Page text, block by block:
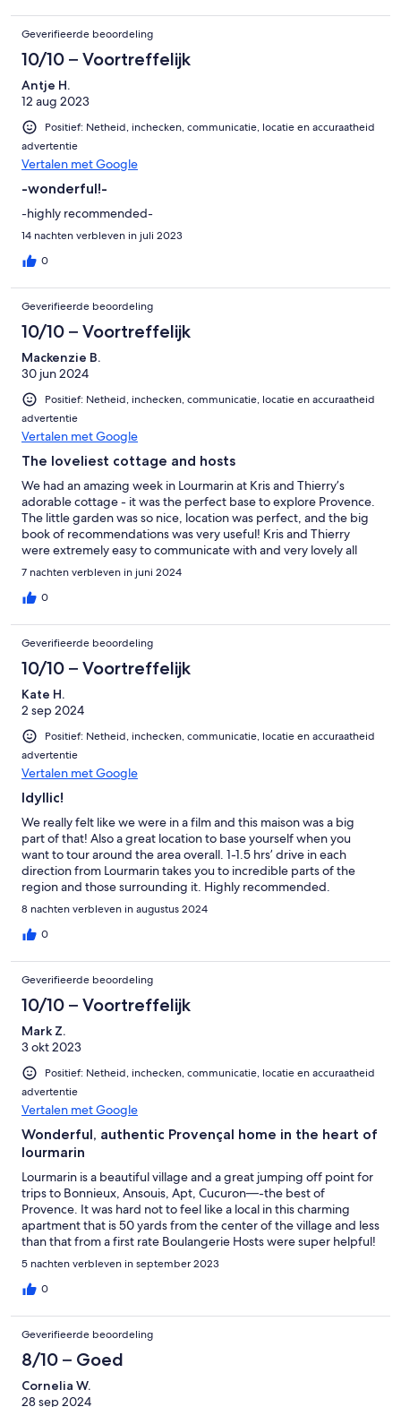
Geverifieerde beoordeling
10/10 – Voortreffelijk
Antje H.
12 aug 2023
Positief: Netheid, inchecken, communicatie, locatie en accuraatheid
advertentie
Vertalen met Google
-wonderful!-
-highly recommended-
14 nachten verbleven in juli 2023
0
Geverifieerde beoordeling
10/10 – Voortreffelijk
Mackenzie B.
30 jun 2024
Positief: Netheid, inchecken, communicatie, locatie en accuraatheid
advertentie
Vertalen met Google
The loveliest cottage and hosts
We had an amazing week in Lourmarin at Kris and Thierry’s
adorable cottage - it was the perfect base to explore Provence.
The little garden was so nice, location was perfect, and the big
book of recommendations was very useful! Kris and Thierry
were extremely easy to communicate with and very lovely all
around. We would highly recommend and can’t wait to return to
7 nachten verbleven in juni 2024
0
Geverifieerde beoordeling
10/10 – Voortreffelijk
Kate H.
2 sep 2024
Positief: Netheid, inchecken, communicatie, locatie en accuraatheid
advertentie
Vertalen met Google
Idyllic!
We really felt like we were in a film and this maison was a big
part of that! Also a great location to base yourself when you
want to tour around the area overall. 1-1.5 hrs’ drive in each
direction from Lourmarin takes you to incredible parts of the
region and those surrounding it. Highly recommended.
8 nachten verbleven in augustus 2024
0
Geverifieerde beoordeling
10/10 – Voortreffelijk
Mark Z.
3 okt 2023
Positief: Netheid, inchecken, communicatie, locatie en accuraatheid
advertentie
Vertalen met Google
Wonderful, authentic Provençal home in the heart of
lourmarin
Lourmarin is a beautiful village and a great jumping off point for
trips to Bonnieux, Ansouis, Apt, Cucuron—-the best of
Provence. It was hard not to feel like a local in this charming
apartment that is 50 yards from the center of the village and less
than that from a first rate Boulangerie Hosts were super helpful!
5 nachten verbleven in september 2023
0
Geverifieerde beoordeling
8/10 – Goed
Cornelia W.
28 sep 2024